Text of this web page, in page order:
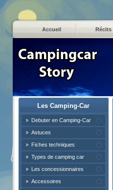
Accueil Récits
Les Camping-Car
Debuter en Camping-Car
Astuces
Fiches techniques
Types de camping car
Les concessionnaires
Accessoires